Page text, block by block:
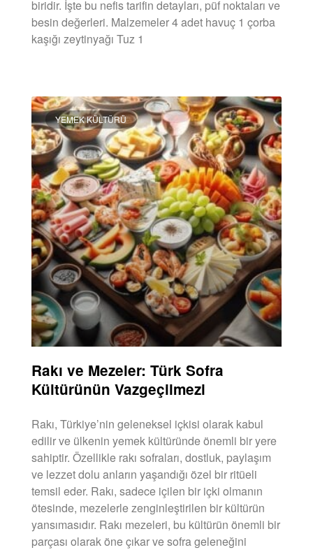
biridir. İşte bu nefis tarifin detayları, püf noktaları ve
besin değerleri. Malzemeler 4 adet havuç 1 çorba
kaşığı zeytinyağı Tuz 1
YEMEK KÜLTÜRÜ
Rakı ve Mezeler: Türk Sofra
Kültürünün Vazgeçilmezi
Rakı, Türkiye’nin geleneksel içkisi olarak kabul
edilir ve ülkenin yemek kültüründe önemli bir yere
sahiptir. Özellikle rakı sofraları, dostluk, paylaşım
ve lezzet dolu anların yaşandığı özel bir ritüeli
temsil eder. Rakı, sadece içilen bir içki olmanın
ötesinde, mezelerle zenginleştirilen bir kültürün
yansımasıdır. Rakı mezeleri, bu kültürün önemli bir
parçası olarak öne çıkar ve sofra geleneğini